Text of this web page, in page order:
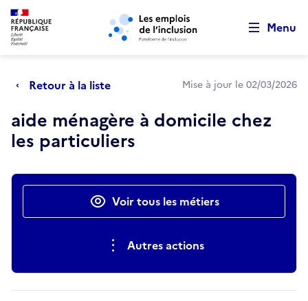
Aller au menu principal Aller au contenu principal
Menu
Retour à la liste Mise à jour le 02/03/2026
aide ménagère à domicile chez
les particuliers
Actions rapidesVoir tous les métiers
Autres actions
Retour au début de la page
Panneau de gestion des cookies